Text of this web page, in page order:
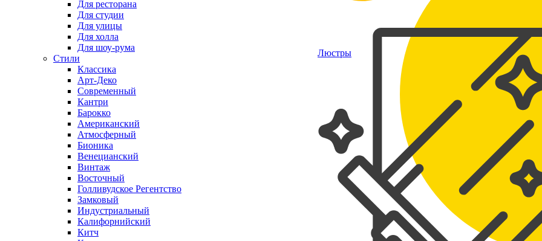
Люстры
Для ресторана
Для студии
Для улицы
Для холла
Для шоу-рума
Стили
Классика
Арт-Деко
Современный
Кантри
Барокко
Американский
Атмосферный
Бионика
Венецианский
Винтаж
Восточный
Голливудское Регентство
Замковый
Индустриальный
Калифорнийский
Китч